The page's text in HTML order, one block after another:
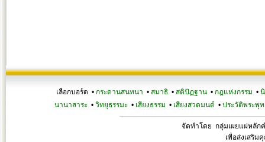
เลือกบอร์ด • กระดานสนทนา • สมาธิ • สติปัฏฐาน • กฎแห่งกรรม •
นานาสาระ• วิทยุธรรมะ• เสียงธรรม • เสียงสวดมนต์ • ประวัติพระพุท
จัดทำโดย กลุ่มเผยแผ่หลัก
เพื่อส่งเสริม